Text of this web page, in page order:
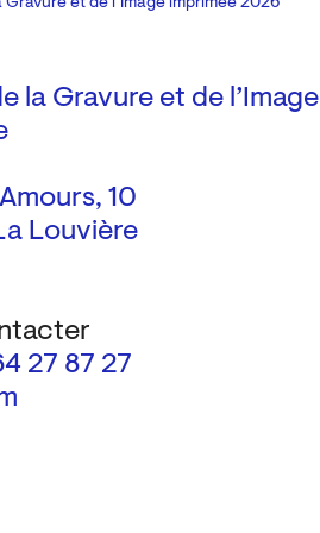
la Gravure et de l’Image
10
Louvière
27 87 27
et de l’Image imprimée 2026